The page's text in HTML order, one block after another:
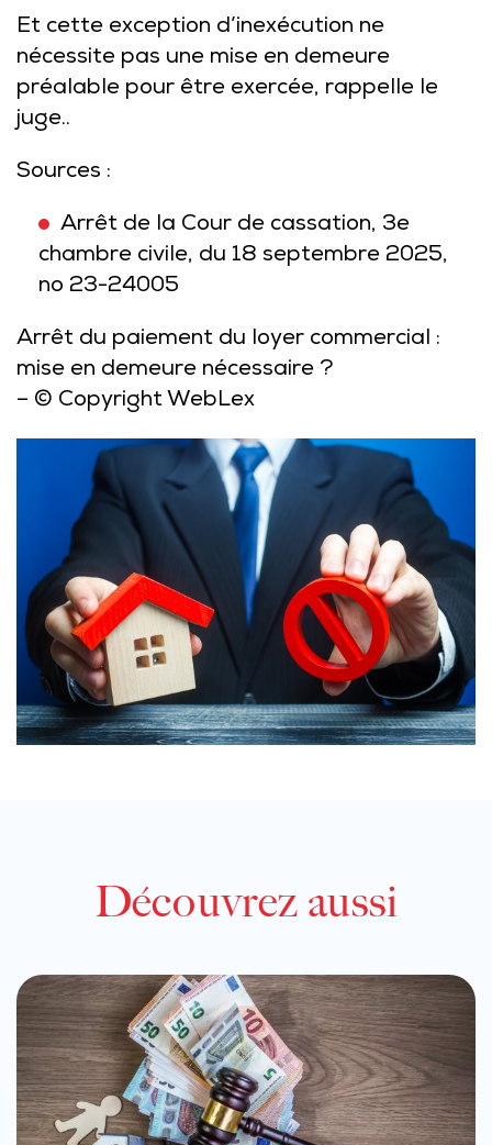
Et cette exception d’inexécution ne
nécessite pas une mise en demeure
préalable pour être exercée, rappelle le
juge..
Sources :
Arrêt de la Cour de cassation, 3e
chambre civile, du 18 septembre 2025,
no 23-24005
Arrêt du paiement du loyer commercial :
mise en demeure nécessaire ?
– © Copyright WebLex
Découvrez aussi